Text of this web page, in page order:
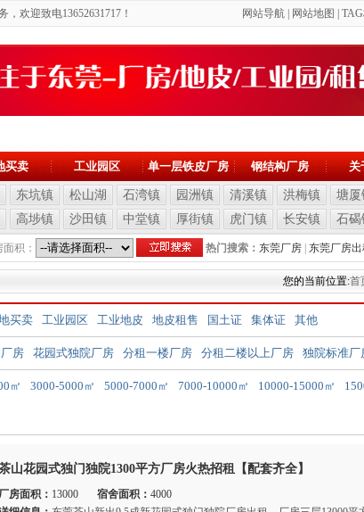
网站导航 网站地图 | T
欢迎致电13652631717！
买卖 工业园区 单一层铁皮厂房 钢结构厂房 关
东坑镇 松山湖 石湾镇 园洲镇 清溪镇 洪梅镇 塘厦
高埗镇 沙田镇 中堂镇 厚街镇 虎门镇 长安镇 石碣
面积： 热门搜索： 东莞厂房 东莞厂房出
您的当前位置:首
买卖 工业园区 工业地皮 地皮租售 国土证 集体证 其他
房 花园式独院厂房 分租一楼厂房 分租二楼以上厂房 独院标准厂
㎡ 3000-5000㎡ 5000-7000㎡ 7000-10000㎡ 10000-15000㎡
山花园式独门独院1300平方厂房火热招租【配套齐全】
房面积： 13000 宿舍面积： 4000